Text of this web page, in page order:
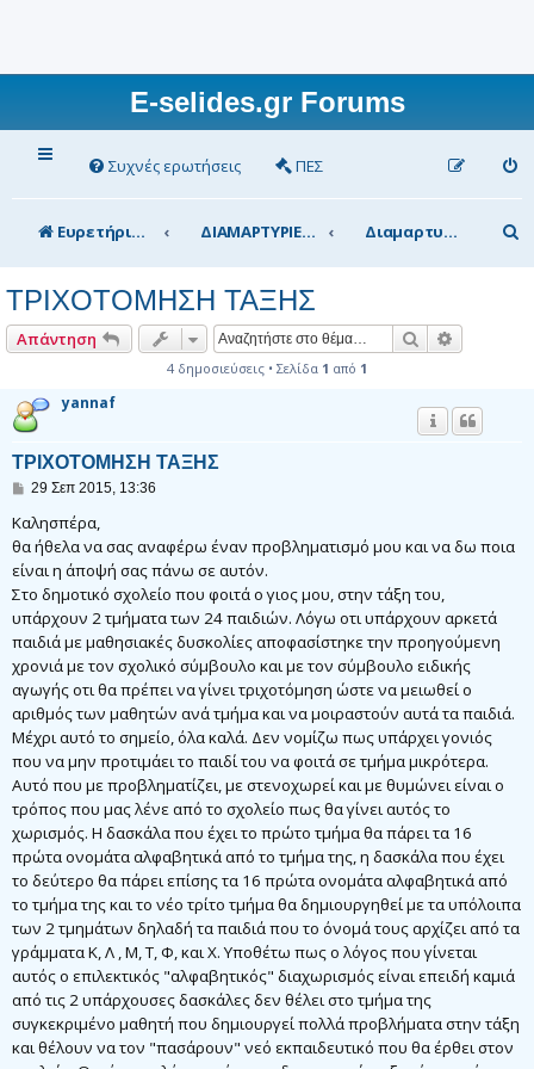
E-selides.gr Forums
Συχνές ερωτήσεις ΠΕΣ
Ευρετήριο Δ. Συζήτησης ΔΙΑΜΑΡΤΥΡΙΕΣ Διαμαρτυρίες γονέων
ν
ΤΡΙΧΟΤΟΜΗΣΗ ΤΑΞΗΣ
Απάντηση Αναζήτηση
4 δημοσιεύσεις • Σελίδα 1 από 1
yannaf
ΤΡΙΧΟΤΟΜΗΣΗ ΤΑΞΗΣ
Δ
μ
σ
ί
υ
σ
η
29 Σεπ 2015, 13:36
Καλησπέρα,
θα ήθελα να σας αναφέρω έναν προβληματισμό μου και να δω ποια
είναι η άποψή σας πάνω σε αυτόν.
Στο δημοτικό σχολείο που φοιτά ο γιος μου, στην τάξη του,
υπάρχουν 2 τμήματα των 24 παιδιών. Λόγω οτι υπάρχουν αρκετά
παιδιά με μαθησιακές δυσκολίες αποφασίστηκε την προηγούμενη
χρονιά με τον σχολικό σύμβουλο και με τον σύμβουλο ειδικής
αγωγής οτι θα πρέπει να γίνει τριχοτόμηση ώστε να μειωθεί ο
αριθμός των μαθητών ανά τμήμα και να μοιραστούν αυτά τα παιδιά.
Μέχρι αυτό το σημείο, όλα καλά. Δεν νομίζω πως υπάρχει γονιός
που να μην προτιμάει το παιδί του να φοιτά σε τμήμα μικρότερα.
Αυτό που με προβληματίζει, με στενοχωρεί και με θυμώνει είναι ο
τρόπος που μας λένε από το σχολείο πως θα γίνει αυτός το
χωρισμός. Η δασκάλα που έχει το πρώτο τμήμα θα πάρει τα 16
πρώτα ονομάτα αλφαβητικά από το τμήμα της, η δασκάλα που έχει
το δεύτερο θα πάρει επίσης τα 16 πρώτα ονομάτα αλφαβητικά από
το τμήμα της και το νέο τρίτο τμήμα θα δημιουργηθεί με τα υπόλοιπα
των 2 τμημάτων δηλαδή τα παιδιά που το όνομά τους αρχίζει από τα
γράμματα Κ, Λ , Μ, Τ, Φ, και Χ. Υποθέτω πως ο λόγος που γίνεται
αυτός ο επιλεκτικός "αλφαβητικός" διαχωρισμός είναι επειδή καμιά
από τις 2 υπάρχουσες δασκάλες δεν θέλει στο τμήμα της
συγκεκριμένο μαθητή που δημιουργεί πολλά προβλήματα στην τάξη
και θέλουν να τον "πασάρουν" νεό εκπαιδευτικό που θα έρθει στον